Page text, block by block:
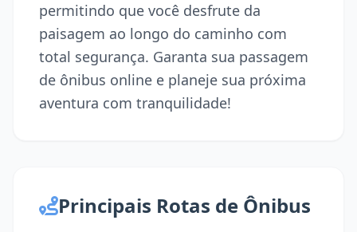
permitindo que você desfrute da
paisagem ao longo do caminho com
total segurança. Garanta sua passagem
de ônibus online e planeje sua próxima
aventura com tranquilidade!
Principais Rotas de Ônibus